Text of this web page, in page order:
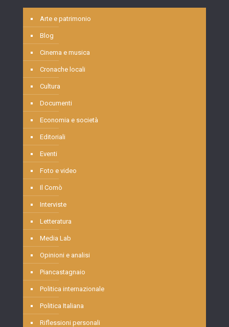
Arte e patrimonio
Blog
Cinema e musica
Cronache locali
Cultura
Documenti
Economia e società
Editoriali
Eventi
Foto e video
Il Comò
Interviste
Letteratura
Media Lab
Opinioni e analisi
Piancastagnaio
Politica internazionale
Politica Italiana
Riflessioni personali